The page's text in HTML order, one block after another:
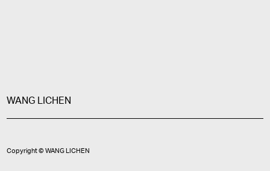
WANG LICHEN
Copyright © WANG LICHEN